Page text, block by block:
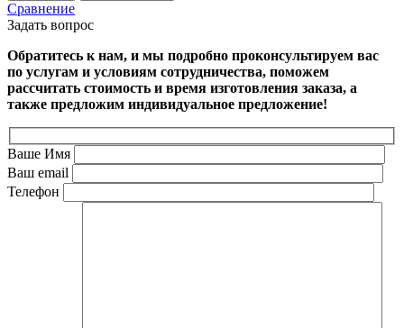
Сравнение
Задать вопрос
Обратитесь к нам, и мы подробно проконсультируем вас
по услугам и условиям сотрудничества, поможем
рассчитать стоимость и время изготовления заказа, а
также предложим индивидуальное предложение!
Ваше Имя
Ваш email
Телефон